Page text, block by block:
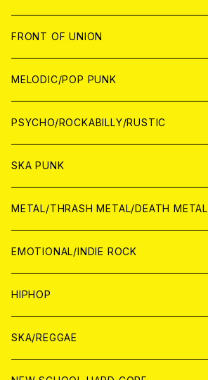
JAPAN
アナログ
CD
WORLD
アナログ
CD
FRONT OF UNION
MELODIC/POP PUNK
JAPAN
CD
ANALOG
WORLD
CD
ANALOG
PSYCHO/ROCKABILLY/RUSTIC
JAPAN
CD
ANALOG
WORLD
CD
ANALOG
SKA PUNK
JAPAN
CD
ANALOG
WORLD
CD
ANALOG
METAL/THRASH METAL/DEATH METAL
JAPAN
CD
ANALOG
WORLD
ANALOG
CD
EMOTIONAL/INDIE ROCK
JAPAN
CD
ANALOG
WORLD
CD
HIPHOP
JAPAN
CD
SKA/REGGAE